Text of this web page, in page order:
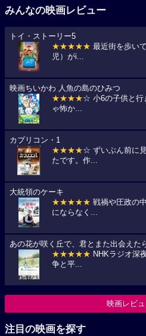
みんなの映画レビュー
トイ・ストーリー5
★★★★★ 最近街を歩い
児）がi...
映画ちいかわ 人魚の島のひみつ
★★★★☆ 小6の子供と行
ゃ怖か...
カプリコン・1
★★★★☆ ずいぶん前に
たです。作...
大統領のケーキ
★★★★★ 戦禍や圧政の
にならなく...
あの花が咲く丘で、君とまた出会えた
★★★★★ NHKラジオ深
争と平...
映画レビ
注目の映画を探す